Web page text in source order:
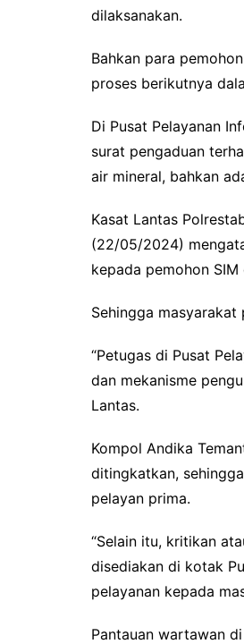
dilaksanakan.
Bahkan para
proses berikutnya
Di Pusat Pelayanan
surat pengaduan
air mineral, bahkan
Kasat Lantas
(22/05/2024)
kepada pemohon
Sehingga
“Petugas di Pusat
dan mekanisme
Lantas.
Kompol Andika
ditingkatkan,
pelayan prima.
“Selain itu, kritikan
disediakan di kotak
pelayanan kepada
Pantauan wartawan